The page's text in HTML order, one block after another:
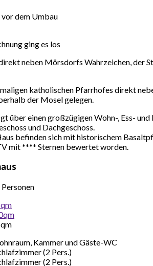
vor dem Umbau
ging es los
neben Mörsdorfs Wahrzeichen, der
katholischen Pfarrhofes direkt
der Mosel gelegen.
über einen großzügigen Wohn-, Ess-
und Dachgeschoss.
befinden sich mit historischem
mit **** Sternen bewertet worden.
Kammer und Gäste-WC
(2 Pers.)
(2 Pers.)